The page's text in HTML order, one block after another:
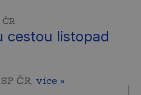
cestou listopad
ČR, více »